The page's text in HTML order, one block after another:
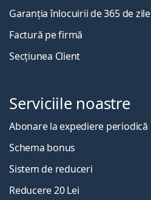
Garanția înlocuirii de 365 de zile
Factură pe firmă
Secțiunea Client
Serviciile noastre
Abonare la expediere periodică
Schema bonus
Sistem de reduceri
Reducere 20 Lei